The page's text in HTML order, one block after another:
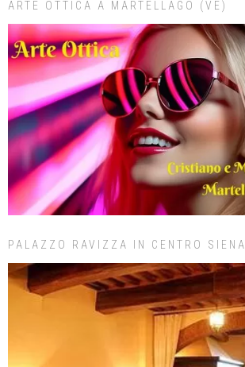
ARTE OTTICA A MARTELLAGO (VE)
PALAZZO RAVIZZA IN CENTRO SIENA